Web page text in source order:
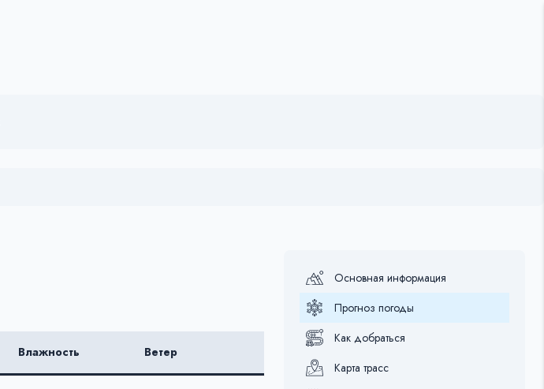
Влажность Ветер
Основная информация
Прогноз погоды
Как добраться
Карта трасс